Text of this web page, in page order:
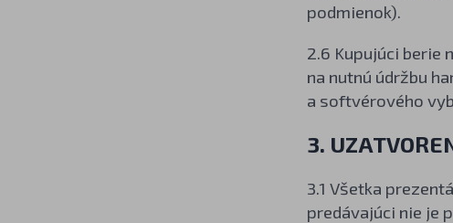
podmienok).
2.6 Kupujúci berie
na nutnú údržbu
a softvérového
3.
3.1 Všetka
predávajúci nie je